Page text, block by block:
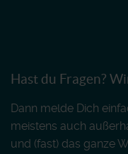
Hast du Fragen?
Dann melde Dich
meistens auch
und (fast) das ganze